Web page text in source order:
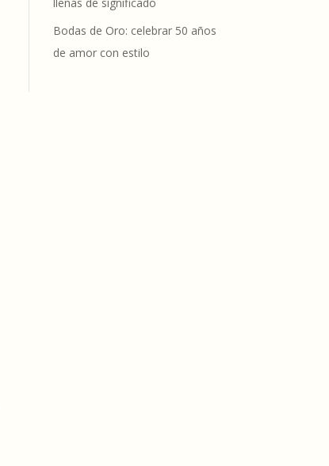
Bodas de Oro: celebrar 50 años
de amor con estilo